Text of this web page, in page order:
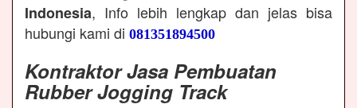
Indonesia, Info lebih lengkap dan jelas bisa
hubungi kami di 081351894500
Kontraktor Jasa Pembuatan
Rubber Jogging Track